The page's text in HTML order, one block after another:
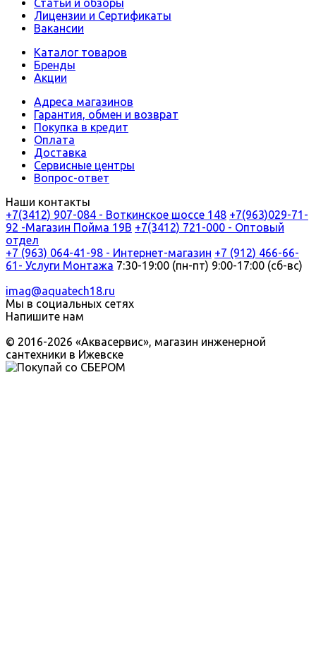
Статьи и обзоры
Лицензии и Сертификаты
Вакансии
Каталог товаров
Бренды
Акции
Адреса магазинов
Гарантия, обмен и возврат
Покупка в кредит
Оплата
Доставка
Сервисные центры
Вопрос-ответ
Наши контакты
+7(3412) 907-084 - Воткинское шоссе 148 +7(963)029-71-
92 -Магазин Пойма 19В +7(3412) 721-000 - Оптовый
отдел
+7 (963) 064-41-98 - Интернет-магазин +7 (912) 466-66-
61- Услуги Монтажа 7:30-19:00 (пн-пт) 9:00-17:00 (сб-вс)
imag@aquatech18.ru
Мы в социальных сетях
Напишите нам
© 2016-2026 «Аквасервис», магазин инженерной
сантехники в Ижевске